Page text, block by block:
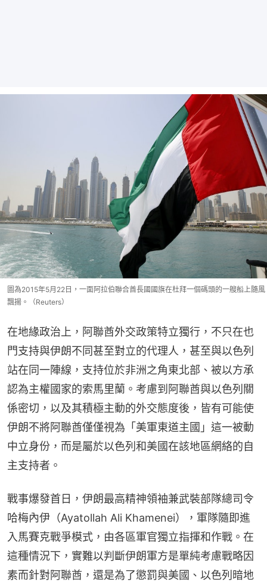
圖為2015年5月22日，一面阿拉伯聯合酋長國國旗在杜拜一個碼頭的一艘船上隨風
飄揚。（Reuters）
在地緣政治上，阿聯酋外交政策特立獨行，不只在也
門支持與伊朗不同甚至對立的代理人，甚至與以色列
站在同一陣線，支持位於非洲之角東北部、被以方承
認為主權國家的索馬里蘭。考慮到阿聯酋與以色列關
係密切，以及其積極主動的外交態度後，皆有可能使
伊朗不將阿聯酋僅僅視為「美軍東道主國」這一被動
中立身份，而是屬於以色列和美國在該地區網絡的自
主支持者。
戰事爆發首日，伊朗最高精神領袖兼武裝部隊總司令
哈梅內伊（Ayatollah Ali Khamenei），軍隊隨即進
入馬賽克戰爭模式，由各區軍官獨立指揮和作戰。在
這種情況下，實難以判斷伊朗軍方是單純考慮戰略因
素而針對阿聯酋，還是為了懲罰與美國、以色列暗地